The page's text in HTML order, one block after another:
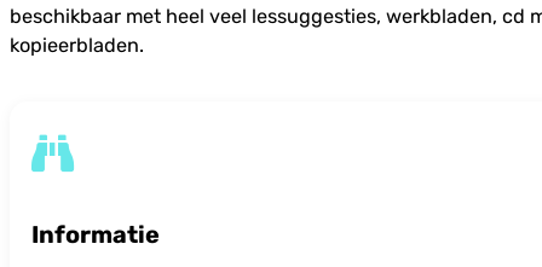
beschikbaar met heel veel lessuggesties, werkbladen, cd
kopieerbladen.
Informatie